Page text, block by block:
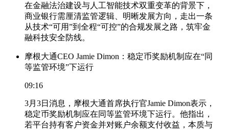
在金融法治建设与人工智能技术双重变革的背景下，
商业银行需厘清监管逻辑、明晰发展方向，走出一条
从技术“可用”到全程“可控”的合规发展之路，筑牢金
融科技安全防线。
摩根大通CEO Jamie Dimon：稳定币奖励机制应在“同
等监管环境”下运行
09:16
3月3日消息，摩根大通首席执行官Jamie Dimon表示，
稳定币奖励机制应在同等监管环境下运行。他指出，
若平台持有客户资金并对账户余额支付收益，本质与